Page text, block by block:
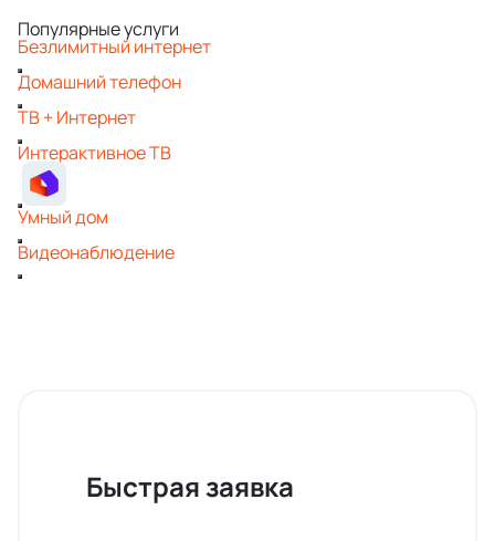
Популярные услуги
Безлимитный интернет
Домашний телефон
ТВ + Интернет
Интерактивное ТВ
Умный дом
Видеонаблюдение
Быстрая заявка